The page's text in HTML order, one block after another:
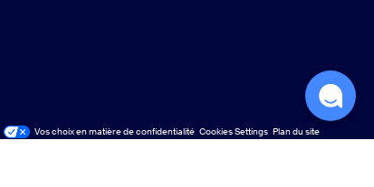
Vos choix en matière de confidentialité Cookies Settings Plan du site
Plan du site